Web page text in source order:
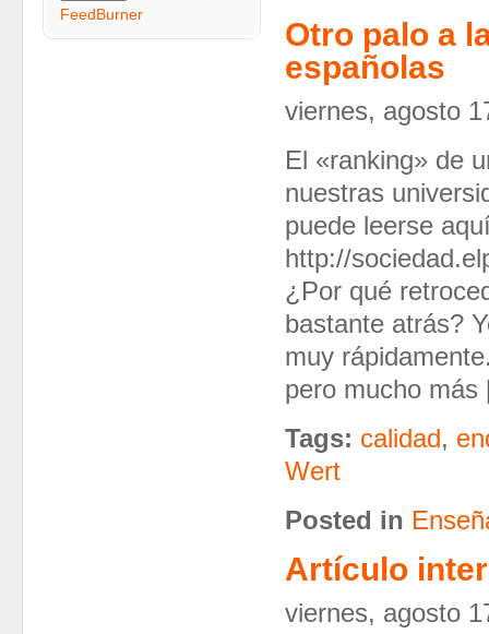
Otro palo a
españolas
viernes, agosto
El «ranking» de
nuestras
puede leerse
http://
¿Por qué
bastante atrás?
muy
pero mucho
Tags: calidad,
Wert
Posted in
Artículo
viernes, agosto
FeedBurner